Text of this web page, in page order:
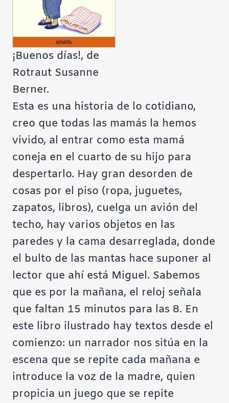
¡Buenos días!, de
Rotraut Susanne
Berner.
Esta es una historia de lo cotidiano,
creo que todas las mamás la hemos
vivido, al entrar como esta mamá
coneja en el cuarto de su hijo para
despertarlo. Hay gran desorden de
cosas por el piso (ropa, juguetes,
zapatos, libros), cuelga un avión del
techo, hay varios objetos en las
paredes y la cama desarreglada, donde
el bulto de las mantas hace suponer al
lector que ahí está Miguel. Sabemos
que es por la mañana, el reloj señala
que faltan 15 minutos para las 8. En
este libro ilustrado hay textos desde el
comienzo: un narrador nos sitúa en la
escena que se repite cada mañana e
introduce la voz de la madre, quien
propicia un juego que se repite